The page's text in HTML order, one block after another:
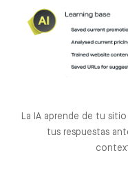
La IA aprende de tu
tus respuestas